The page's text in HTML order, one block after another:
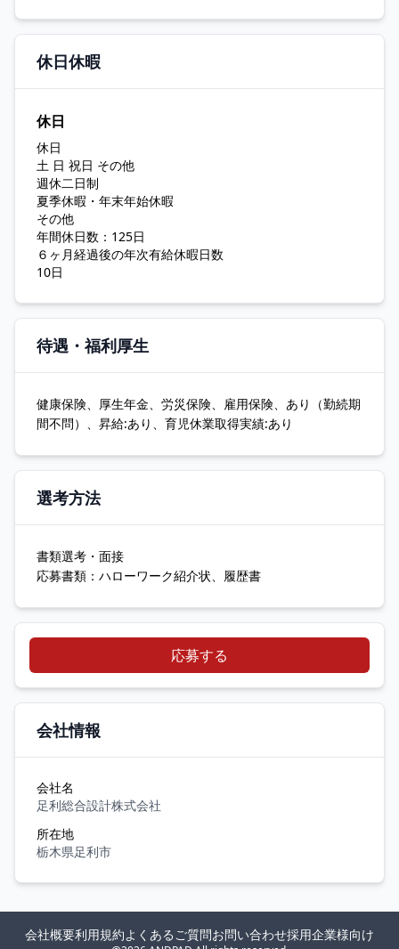
休日休暇
休日
休日
土 日 祝日 その他
週休二日制
夏季休暇・年末年始休暇
その他
年間休日数：125日
６ヶ月経過後の年次有給休暇日数
10日
待遇・福利厚生
健康保険、厚生年金、労災保険、雇用保険、あり（勤続期
間不問）、昇給:あり、育児休業取得実績:あり
選考方法
書類選考・面接
応募書類：ハローワーク紹介状、履歴書
応募する
会社情報
会社名
足利総合設計株式会社
所在地
栃木県足利市
会社概要利用規約よくあるご質問お問い合わせ採用企業様向け